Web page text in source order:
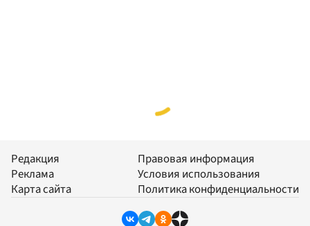
Редакция
Реклама
Карта сайта
Правовая информация
Условия использования
Политика конфиденциальности